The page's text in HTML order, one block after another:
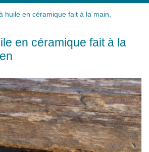
huile en céramique fait à la main,
en céramique fait à la